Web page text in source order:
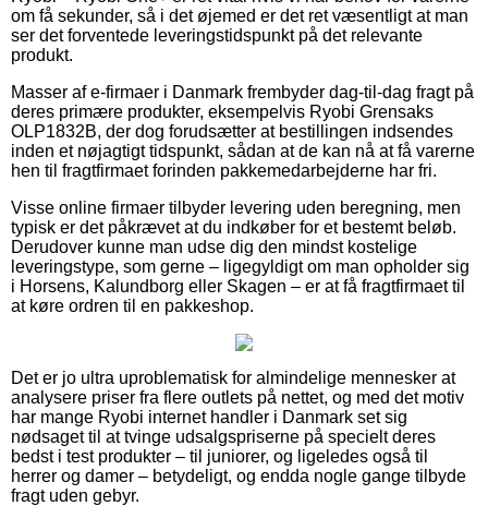
om få sekunder, så i det øjemed er det ret væsentligt at man
ser det forventede leveringstidspunkt på det relevante
produkt.
Masser af e-firmaer i Danmark frembyder dag-til-dag fragt på
deres primære produkter, eksempelvis Ryobi Grensaks
OLP1832B, der dog forudsætter at bestillingen indsendes
inden et nøjagtigt tidspunkt, sådan at de kan nå at få varerne
hen til fragtfirmaet forinden pakkemedarbejderne har fri.
Visse online firmaer tilbyder levering uden beregning, men
typisk er det påkrævet at du indkøber for et bestemt beløb.
Derudover kunne man udse dig den mindst kostelige
leveringstype, som gerne – ligegyldigt om man opholder sig
i Horsens, Kalundborg eller Skagen – er at få fragtfirmaet til
at køre ordren til en pakkeshop.
Det er jo ultra uproblematisk for almindelige mennesker at
analysere priser fra flere outlets på nettet, og med det motiv
har mange Ryobi internet handler i Danmark set sig
nødsaget til at tvinge udsalgspriserne på specielt deres
bedst i test produkter – til juniorer, og ligeledes også til
herrer og damer – betydeligt, og endda nogle gange tilbyde
fragt uden gebyr.